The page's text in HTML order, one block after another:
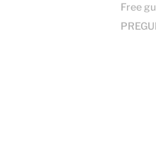
Free